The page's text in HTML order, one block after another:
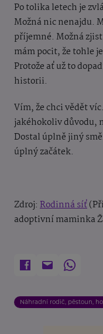
Po tolika letech je
Možná nic nenajdu.
příjemné. Možná
mám pocit, že tohle
Protože ať už to
historii.
Vím, že chci vědět
jakéhokoliv důvodu,
Dostal úplně jiný
úplný začátek.
Zdroj: Rodinná síť
adoptivní maminka
Náhradní rodič, pěstoun,